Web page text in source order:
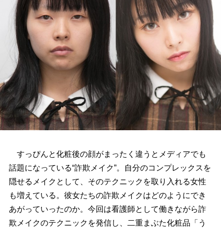
すっぴんと化粧後の顔がまったく違うとメディアでも
話題になっている“詐欺メイク”。自分のコンプレックスを
隠せるメイクとして、そのテクニックを取り入れる女性
も増えている。彼女たちの詐欺メイクはどのようにでき
あがっていったのか。今回は看護師として働きながら詐
欺メイクのテクニックを発信し、二重まぶた化粧品「う